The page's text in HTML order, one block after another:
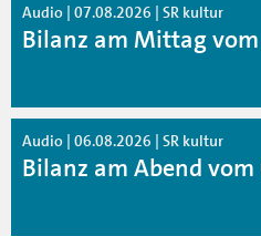
Audio | 07.08.2026 | SR kultur
Bilanz am Mittag
Audio | 06.08.2026 | SR kultur
Bilanz am Abend vom